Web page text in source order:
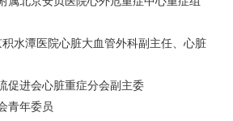
积水潭医院心脏大血管外科副主任、心脏
促进会心脏重症分会副主委
青年委员